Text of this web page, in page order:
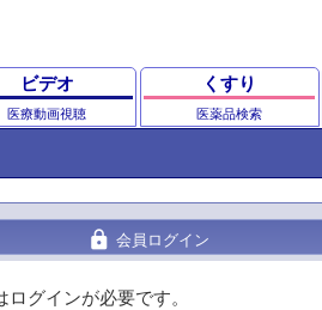
ビデオ
医療動画視聴
くすり
医薬品検索
lock 会員ログイン
グインが必要です。